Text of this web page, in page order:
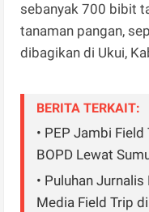
sebanyak 700 bibit
tanaman pangan,
dibagikan di Ukui,
BERITA TERKAIT:
• PEP Jambi
BOPD Lewat
• Puluhan
Media Field Trip